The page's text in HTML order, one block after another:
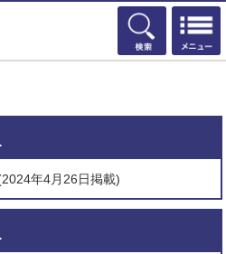
検索
年4月26日掲載)